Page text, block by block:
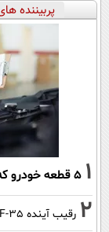
پربیننده
1 ۵ قطعه خودرو که باید در ۹۶ هزار کیلومتر عوض کنید
2 رقیب آینده F-35 چه مشخصاتی دارد؟